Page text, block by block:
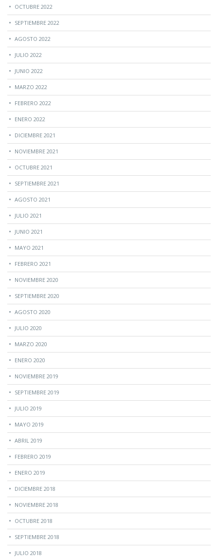
OCTUBRE 2022
SEPTIEMBRE 2022
AGOSTO 2022
JULIO 2022
JUNIO 2022
MARZO 2022
FEBRERO 2022
ENERO 2022
DICIEMBRE 2021
NOVIEMBRE 2021
OCTUBRE 2021
SEPTIEMBRE 2021
AGOSTO 2021
JULIO 2021
JUNIO 2021
MAYO 2021
FEBRERO 2021
NOVIEMBRE 2020
SEPTIEMBRE 2020
AGOSTO 2020
JULIO 2020
MARZO 2020
ENERO 2020
NOVIEMBRE 2019
SEPTIEMBRE 2019
JULIO 2019
MAYO 2019
ABRIL 2019
FEBRERO 2019
ENERO 2019
DICIEMBRE 2018
NOVIEMBRE 2018
OCTUBRE 2018
SEPTIEMBRE 2018
JULIO 2018